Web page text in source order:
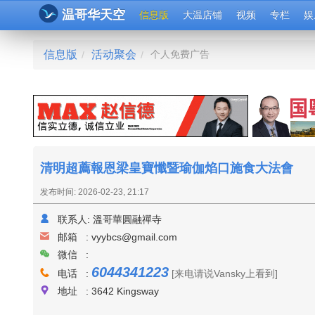
温哥华天空 信息版 大温店铺 视频 专栏
信息版 / 活动聚会 / 个人免费广告
清明超薦報恩梁皇寶懺暨瑜伽焰口施食大法會
发布时间: 2026-02-23, 21:17
联系人: 溫哥華圓融禪寺
邮箱 : vyybcs@gmail.com
微信 :
电话 : 6044341223 [来电请说Vansky上看到]
地址 : 3642 Kingsway